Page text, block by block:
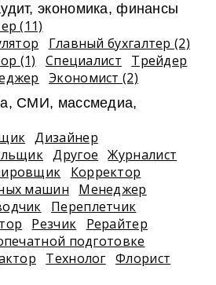
экономика, финансы
(11)
Главный бухгалтер (2)
(1) Специалист
Трейдер
Экономист (2)
СМИ, массмедиа,
Дизайнер
Другое
Журналист
Корректор
машин
Менеджер
Переплетчик
Резчик
Рерайтер
подготовке
Технолог Флорист